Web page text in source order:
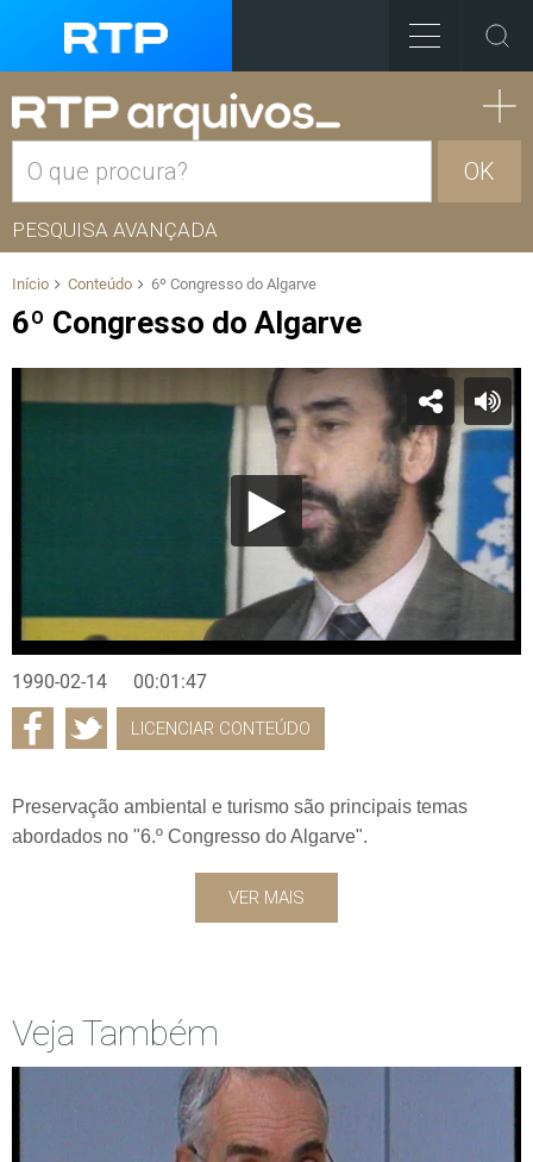
OK
PESQUISA AVANÇADA
Início Conteúdo 6º Congresso do Algarve
6º Congresso do Algarve
1990-02-14 00:01:47
LICENCIAR CONTEÚDO
Preservação ambiental e turismo são principais temas
abordados no "6.º Congresso do Algarve".
VER MAIS
Veja Também